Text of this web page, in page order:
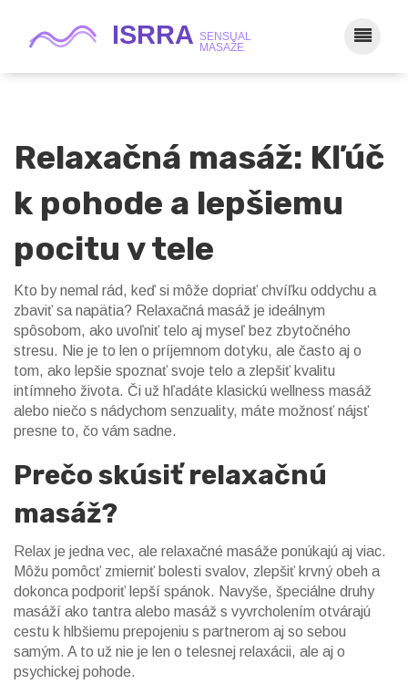
Relaxačná masáž: Kľúč
k pohode a lepšiemu
pocitu v tele
Kto by nemal rád, keď si môže dopriať chvíľku oddychu a
zbaviť sa napätia? Relaxačná masáž je ideálnym
spôsobom, ako uvoľniť telo aj myseľ bez zbytočného
stresu. Nie je to len o príjemnom dotyku, ale často aj o
tom, ako lepšie spoznať svoje telo a zlepšiť kvalitu
intímneho života. Či už hľadáte klasickú wellness masáž
alebo niečo s nádychom senzuality, máte možnosť nájsť
presne to, čo vám sadne.
Prečo skúsiť relaxačnú
masáž?
Relax je jedna vec, ale relaxačné masáže ponúkajú aj viac.
Môžu pomôcť zmierniť bolesti svalov, zlepšiť krvný obeh a
dokonca podporiť lepší spánok. Navyše, špeciálne druhy
masáží ako tantra alebo masáž s vyvrcholením otvárajú
cestu k hlbšiemu prepojeniu s partnerom aj so sebou
samým. A to už nie je len o telesnej relaxácii, ale aj o
psychickej pohode.